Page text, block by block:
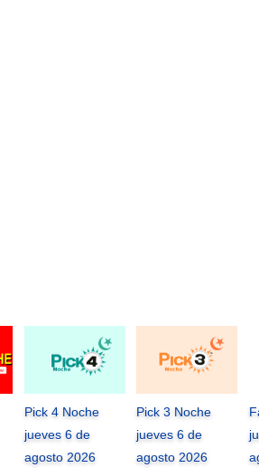
Pick 4 Noche
jueves 6 de
agosto 2026
Pick 3 Noche
jueves 6 de
agosto 2026